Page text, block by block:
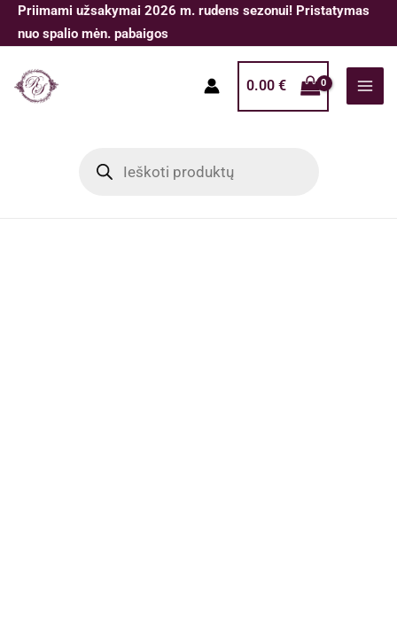
Pereiti
prie
Priimami užsakymai 2026 m. rudens sezonui! Pristatymas
nuo spalio mėn. pabaigos
0.00 €
search